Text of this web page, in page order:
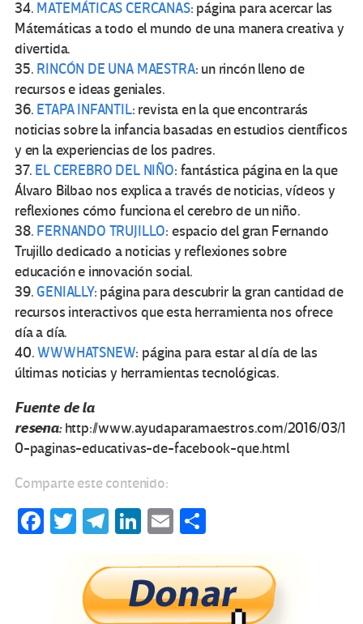
34. MATEMÁTICAS CERCANAS: página para acercar las
Mátemáticas a todo el mundo de una manera creativa y
divertida.
35. RINCÓN DE UNA MAESTRA: un rincón lleno de
recursos e ideas geniales.
36. ETAPA INFANTIL: revista en la que encontrarás
noticias sobre la infancia basadas en estudios científicos
y en la experiencias de los padres.
37. EL CEREBRO DEL NIÑO: fantástica página en la que
Álvaro Bilbao nos explica a través de noticias, vídeos y
reflexiones cómo funciona el cerebro de un niño.
38. FERNANDO TRUJILLO: espacio del gran Fernando
Trujillo dedicado a noticias y reflexiones sobre
educación e innovación social.
39.GENIALLY: página para descubrir la gran cantidad de
recursos interactivos que esta herramienta nos ofrece
día a día.
40.WWWHATSNEW: página para estar al día de las
últimas noticias y herramientas tecnológicas.
Fuente de la
reseña:http://www.ayudaparamaestros.com/2016/03/1
0-paginas-educativas-de-facebook-que.html
Comparte este contenido:
Fa T
tt
er
Te
gr
a
Li
ke
dI
E
ail m
p